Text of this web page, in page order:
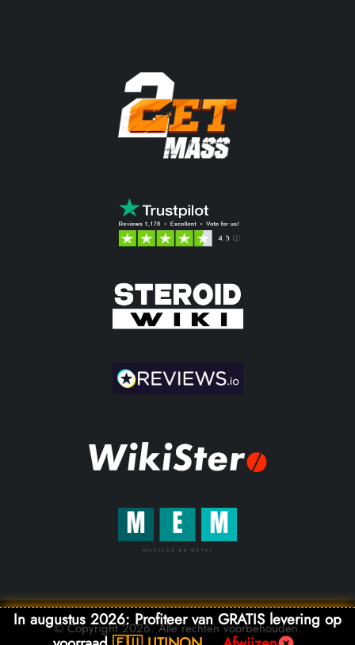
In augustus 2026: Profiteer van GRATIS levering op
© Copyright 2026. Alle rechten voorbehouden.